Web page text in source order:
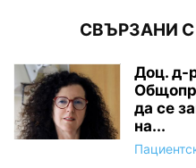
СВЪРЗАНИ
Доц. д-
да се
на...